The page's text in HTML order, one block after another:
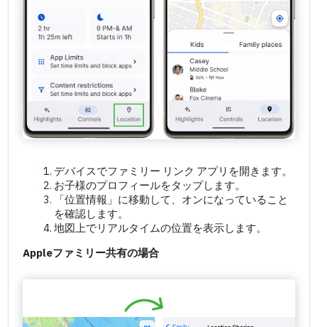
デバイスでファミリー リンク アプリを開きます。
お子様のプロフィールをタップします。
「位置情報」に移動して、オンになっていること
を確認します。
地図上でリアルタイムの位置を表示します。
Appleファミリー共有の場合